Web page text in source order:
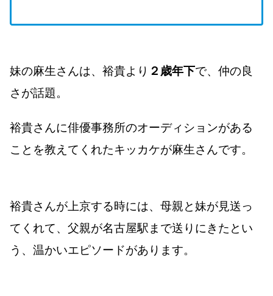
妹の麻生さんは、裕貴より ２歳年下で、仲の良
さが話題。
裕貴さんに俳優事務所のオーディションがある
ことを教えてくれたキッカケが麻生さんです。
裕貴さんが上京する時には、母親と妹が見送っ
てくれて、父親が名古屋駅まで送りにきたとい
う、温かいエピソードがあります。